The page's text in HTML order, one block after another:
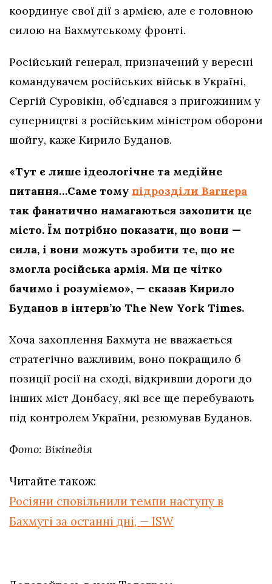
координує свої дії з армією, але є головною
силою на Бахмутському фронті.
Російський генерал, призначений у вересні
командувачем російських військ в Україні,
Сергій Суровікін, об’єднався з пригожиним у
суперництві з російським міністром оборони
шойгу, каже Кирило Буданов.
«Тут є лише ідеологічне та медійне
питання…Саме тому підрозділи Вагнера
так фанатично намагаються захопити це
місто. Їм потрібно показати, що вони —
сила, і вони можуть зробити те, що не
змогла російська армія. Ми це чітко
бачимо і розуміємо», — сказав Кирило
Буданов в інтерв’ю The New York Times.
Хоча захоплення Бахмута не вважається
стратегічно важливим, воно покращило б
позиції росії на сході, відкривши дороги до
інших міст Донбасу, які все ще перебувають
під контролем України, резюмував Буданов.
Фото: Вікіпедія
Читайте також:
Росіяни сповільнили темпи наступу в
Бахмуті за останні дні, — ISW